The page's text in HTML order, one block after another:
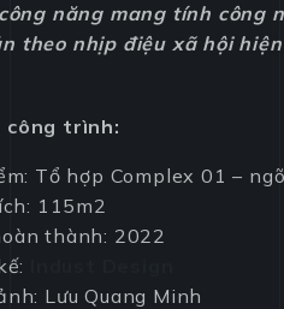
năng mang tính công
theo nhịp điệu xã hội
công trình:
Tổ hợp Complex 01 –
115m2
thành: 2022
Lưu Quang Minh